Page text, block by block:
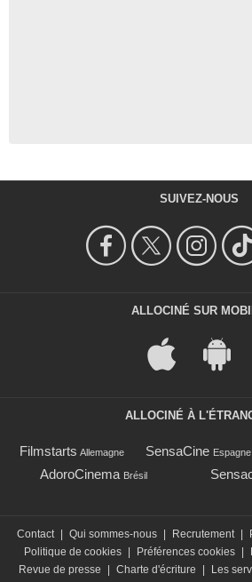
SUIVEZ-NOUS
ALLOCINÉ SUR
ALLOCINÉ À
Filmstarts Allemagne SensaCine Espagne
AdoroCinema Brésil
Contact | Qui sommes-nous | Recrutement |
Politique de cookies | Préférences cookies |
Revue de presse
| Charte d'écriture | Les